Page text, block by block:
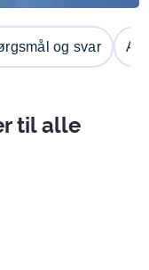
og svar
til alle